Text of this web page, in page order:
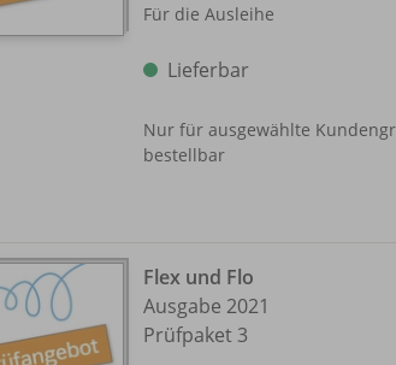
Für die Ausleihe
Lieferbar
Nur für ausgewählte
bestellbar
Flex und Flo
Ausgabe 2021
Prüfpaket 3